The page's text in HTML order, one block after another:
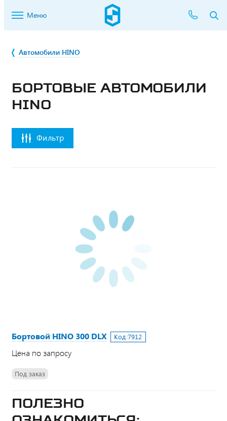
Меню
Автомобили HINO
БОРТОВЫЕ АВТОМОБИЛИ
HINO
Фильтр
Бортовой HINO 300 DLX Код:7912
Цена по запросу
Под заказ
Полезно